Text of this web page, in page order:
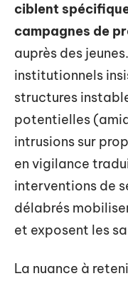
ciblent
campagnes de
auprès des
institutionnels
structures
potentielles
intrusions sur
en vigilance
interventions de
délabrés
et exposent les
La nuance à